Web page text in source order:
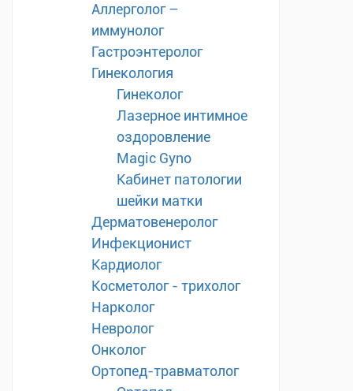
Аллерголог –
иммунолог
Гастроэнтеролог
Гинекология
Гинеколог
Лазерное интимное
оздоровление
Magic Gyno
Кабинет патологии
шейки матки
Дерматовенеролог
Инфекционист
Кардиолог
Косметолог - трихолог
Нарколог
Невролог
Онколог
Ортопед-травматолог